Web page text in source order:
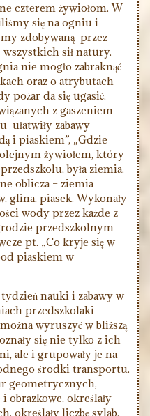
żywiołom. W
się na ogniu i
zdobywaną przez
sił natury.
nie mogło zabraknąć
oraz o atrybutach
pożar da się ugasić.
z gaszeniem
ułatwiły zabawy
i piaskiem”, „Gdzie
żywiołem, który
była ziemia.
oblicza – ziemia
glina, piasek. Wykonały
wody przez każde z
przedszkolnym
pt. „Co kryje się w
piaskiem w
nauki i zabawy w
przedszkolaki
wyruszyć w bliższą
się nie tylko z ich
ale i grupowały je na
środki transportu.
geometrycznych,
obrazkowe, określały
określały liczbę sylab.